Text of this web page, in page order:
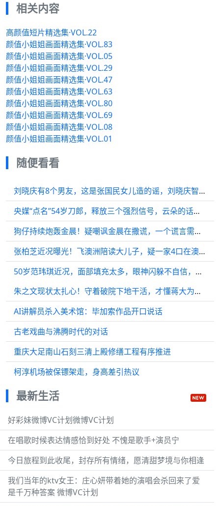
相关内容
高颜值短片精选集·VOL.22
颜值小姐姐画面精选集·VOL.83
颜值小姐姐画面精选集·VOL.05
颜值小姐姐画面精选集·VOL.29
颜值小姐姐画面精选集·VOL.47
颜值小姐姐画面精选集·VOL.63
颜值小姐姐画面精选集·VOL.80
颜值小姐姐画面精选集·VOL.69
颜值小姐姐画面精选集·VOL.08
颜值小姐姐画面精选集·VOL.01
随便看看
刘晓庆有8个男友，这是张国民女儿造的谣，刘晓庆智慧回应
央媒“点名”54岁刀郎，释放三个强烈信号，云朵的话真没说错
狗仔持续炮轰金晨！疑嘲讽金晨在撒谎，一个谎言需要无数个谎言来圆谎
张柏芝近况曝光！飞澳洲陪读大儿子，疑一家4口在澳洲过年
50岁范玮琪近况，面部填充太多，眼神闪躲不自信，一下子老了！
朱之文现状太扎心！守着破院下地干活，才懂蒋大为当年骂得太准！
AI讲解员杀入美术馆：毕加索作品开口说话
古老戏曲与沸腾时代的对话
重庆大足南山石刻三清上殿修缮工程有序推进
柯淳机场被保镖架走，身高差引热议
最新生活
好彩妹微博VC计划微博VC计划
在唱歌时候表达情感恰到好处 不愧是歌手+演员宁
今日旅程到此收尾，封存所有情绪，愿清甜梦境与你相逢
我们当年的ktv女王：庄心妍带着她的演唱会杀回来了爱
是千万种答案 微博VC计划